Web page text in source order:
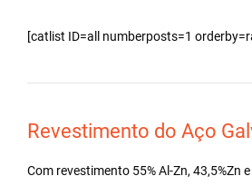
[catlist ID=all numberposts=1
Revestimento do Aço
Com revestimento 55% Al-Zn, 43,5%Zn e